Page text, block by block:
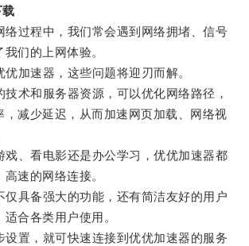
载
过程中，我们常会遇到网络拥堵、信号
们的上网体验。
速器，这些问题将迎刃而解。
和服务器资源，可以优化网络路径，
，减少延迟，从而加速网页加载、网络视
、看电影还是办公学习，优优加速器都
速的网络连接。
具备强大的功能，还有简洁友好的用户
合各类用户使用。
置，就可快速连接到优优加速器的服务